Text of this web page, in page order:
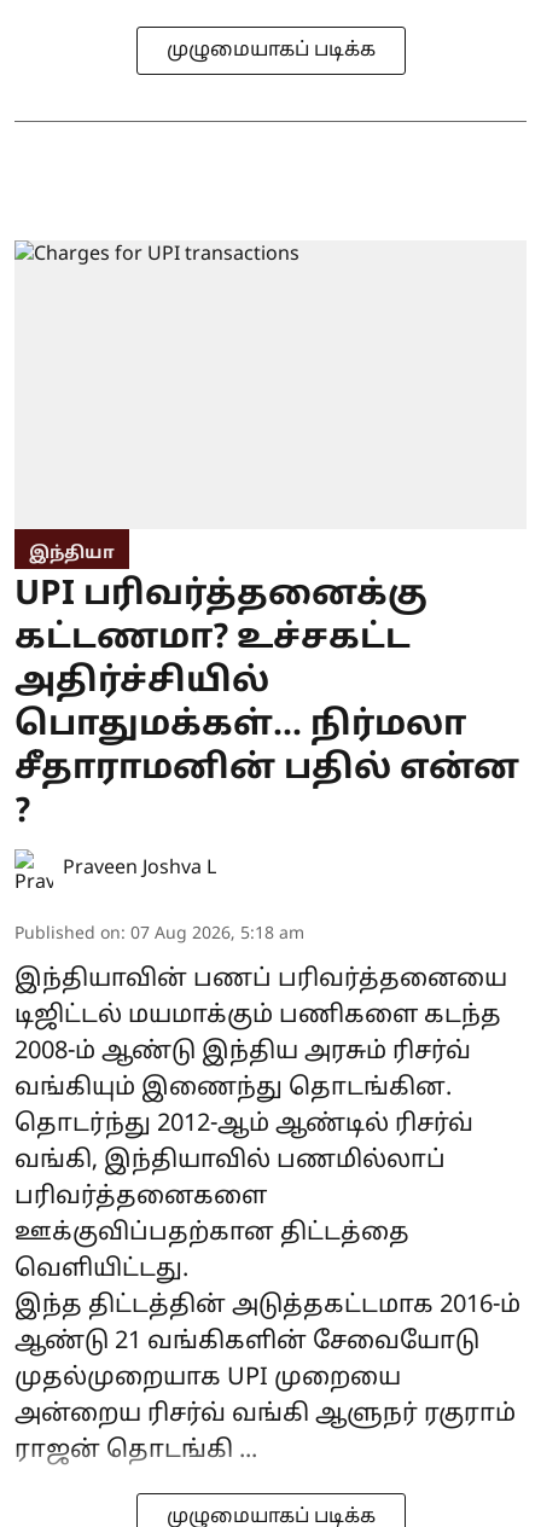
முழுமையாகப் படிக்க
இந்தியா
UPI பரிவர்த்தனைக்கு
கட்டணமா? உச்சகட்ட
அதிர்ச்சியில்
பொதுமக்கள்... நிர்மலா
சீதாராமனின் பதில் என்ன
?
Praveen Joshva L
Published on: 07 Aug 2026, 5:18 am
இந்தியாவின் பணப் பரிவர்த்தனையை
டிஜிட்டல் மயமாக்கும் பணிகளை கடந்த
2008-ம் ஆண்டு இந்திய அரசும் ரிசர்வ்
வங்கியும் இணைந்து தொடங்கின.
தொடர்ந்து 2012-ஆம் ஆண்டில் ரிசர்வ்
வங்கி, இந்தியாவில் பணமில்லாப்
பரிவர்த்தனைகளை
ஊக்குவிப்பதற்கான திட்டத்தை
வெளியிட்டது.
இந்த திட்டத்தின் அடுத்தகட்டமாக 2016-ம்
ஆண்டு 21 வங்கிகளின் சேவையோடு
முதல்முறையாக UPI முறையை
அன்றைய ரிசர்வ் வங்கி ஆளுநர் ரகுராம்
ராஜன் தொடங்கி ...
முழுமையாகப் படிக்க